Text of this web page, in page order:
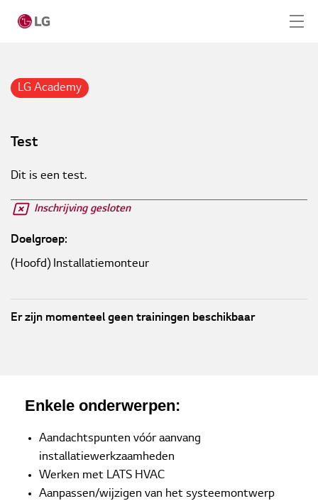
Producten
LG Academy
Service
Tools
Nieuws
Academy
Training
LG Academy
Test
Dit is een test.
Inschrijving gesloten
Doelgroep:
(Hoofd) Installatiemonteur
Er zijn momenteel geen trainingen beschikbaar
Enkele onderwerpen:
Aandachtspunten vóór aanvang
installatiewerkzaamheden
Werken met LATS HVAC
Aanpassen/wijzigen van het systeemontwerp